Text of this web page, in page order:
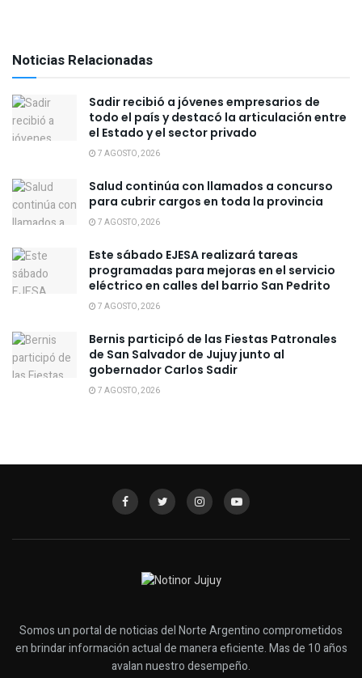
Noticias Relacionadas
Sadir recibió a jóvenes empresarios de
todo el país y destacó la articulación entre
el Estado y el sector privado
7 AGOSTO, 2026
Salud continúa con llamados a concurso
para cubrir cargos en toda la provincia
7 AGOSTO, 2026
Este sábado EJESA realizará tareas
programadas para mejoras en el servicio
eléctrico en calles del barrio San Pedrito
7 AGOSTO, 2026
Bernis participó de las Fiestas Patronales
de San Salvador de Jujuy junto al
gobernador Carlos Sadir
7 AGOSTO, 2026
Somos un portal de noticias del Norte Argentino comprometidos
en brindar información actual de manera eficiente. Mas de 10 años
avalan nuestro desempeño.